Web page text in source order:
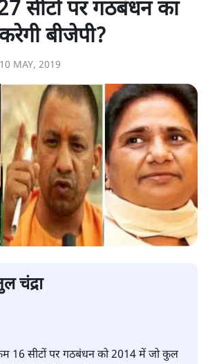
सीटों पर गठबंधन का
बीजेपी?
10 MAY, 2019
चंद्रा
16 सीटों पर गठबंधन को 2014 में जो कुल